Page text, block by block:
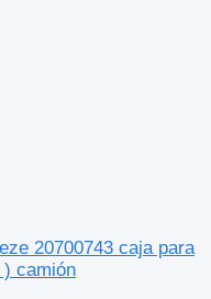
20700743 caja para
camión